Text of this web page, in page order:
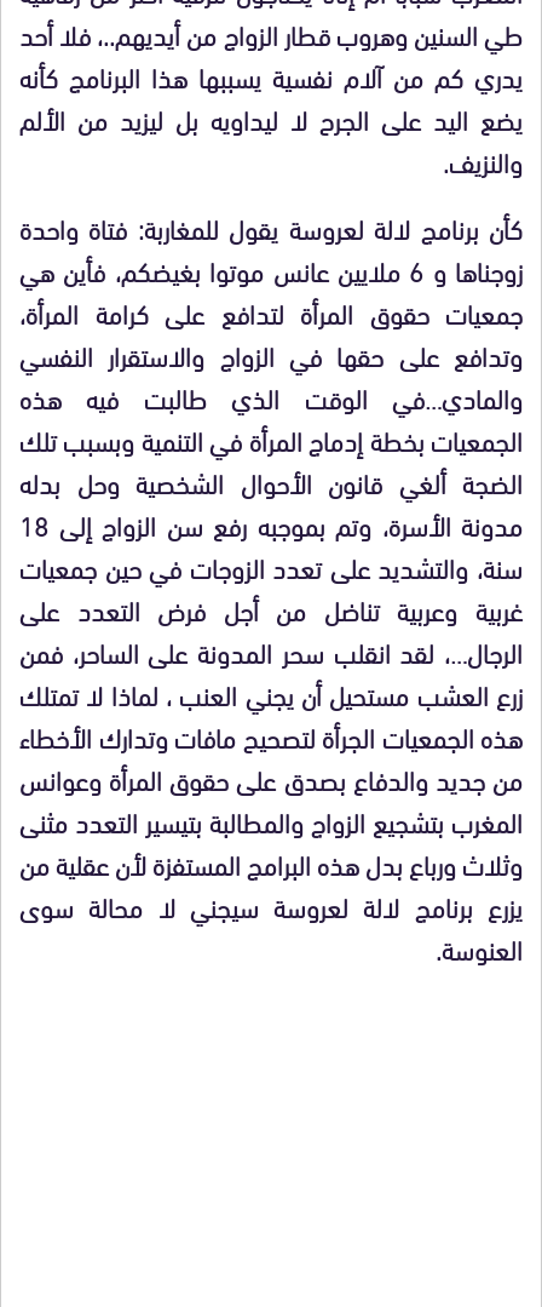
طي السنين وهروب قطار الزواج من أيديهم..، فلا أحد
يدري كم من آلام نفسية يسببها هذا البرنامج كأنه
يضع اليد على الجرح لا ليداويه بل ليزيد من الألم
والنزيف.
كأن برنامج لالة لعروسة يقول للمغاربة: فتاة واحدة
زوجناها و 6 ملايين عانس موتوا بغيضكم، فأين هي
جمعيات حقوق المرأة لتدافع على كرامة المرأة،
وتدافع على حقها في الزواج والاستقرار النفسي
والمادي…في الوقت الذي طالبت فيه هذه
الجمعيات بخطة إدماج المرأة في التنمية وبسبب تلك
الضجة ألغي قانون الأحوال الشخصية وحل بدله
مدونة الأسرة، وتم بموجبه رفع سن الزواج إلى 18
سنة، والتشديد على تعدد الزوجات في حين جمعيات
غربية وعربية تناضل من أجل فرض التعدد على
الرجال…، لقد انقلب سحر المدونة على الساحر، فمن
زرع العشب مستحيل أن يجني العنب ، لماذا لا تمتلك
هذه الجمعيات الجرأة لتصحيح مافات وتدارك الأخطاء
من جديد والدفاع بصدق على حقوق المرأة وعوانس
المغرب بتشجيع الزواج والمطالبة بتيسير التعدد مثنى
وثلاث ورباع بدل هذه البرامج المستفزة لأن عقلية من
يزرع برنامج لالة لعروسة سيجني لا محالة سوى
العنوسة.